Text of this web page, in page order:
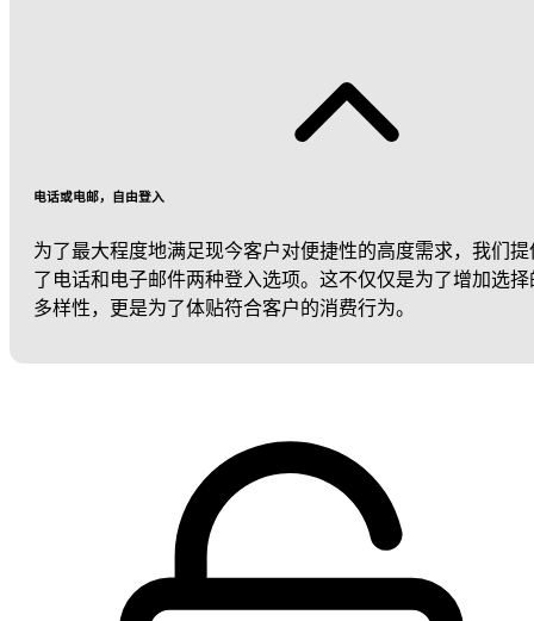
电话或电邮，自由登入
为了最大程度地满足现今客户对便捷性的高度需求，我们提
了电话和电子邮件两种登入选项。这不仅仅是为了增加选择
多样性，更是为了体贴符合客户的消费行为。